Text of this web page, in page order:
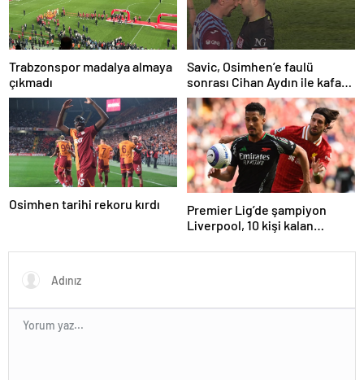
Trabzonspor madalya almaya
çıkmadı
Savic, Osimhen’e faulü
sonrası Cihan Aydın ile kafa
kafaya geldi!
Osimhen tarihi rekoru kırdı
Premier Lig’de şampiyon
Liverpool, 10 kişi kalan